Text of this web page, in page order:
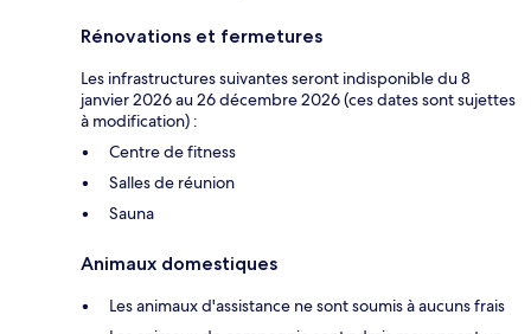
Rénovations et fermetures
Les infrastructures suivantes seront indisponible du 8
janvier 2026 au 26 décembre 2026 (ces dates sont sujettes
à modification) :
Centre de fitness
Salles de réunion
Sauna
Animaux domestiques
Les animaux d'assistance ne sont soumis à aucuns frais